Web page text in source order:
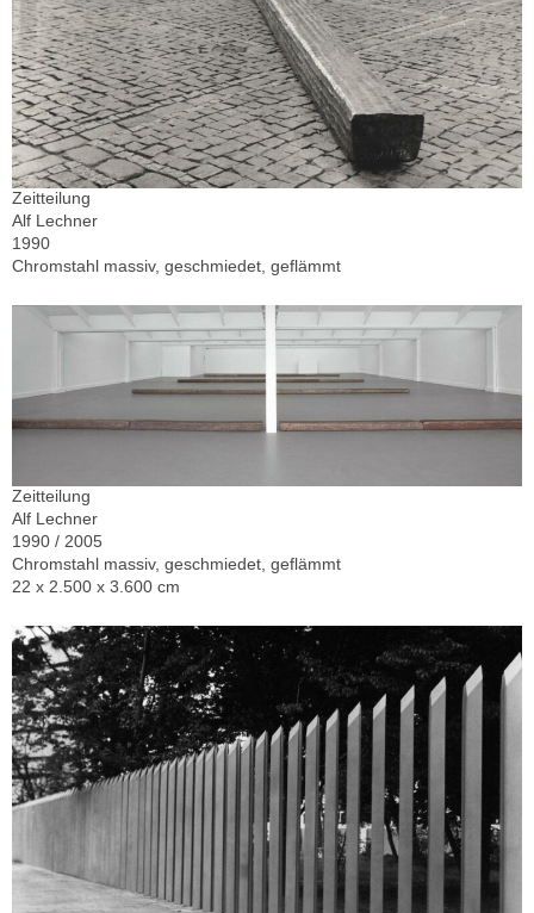
Zeitteilung
Alf Lechner
1990
Chromstahl massiv, geschmiedet, geflämmt
Zeitteilung
Alf Lechner
1990 / 2005
Chromstahl massiv, geschmiedet, geflämmt
22 x 2.500 x 3.600 cm